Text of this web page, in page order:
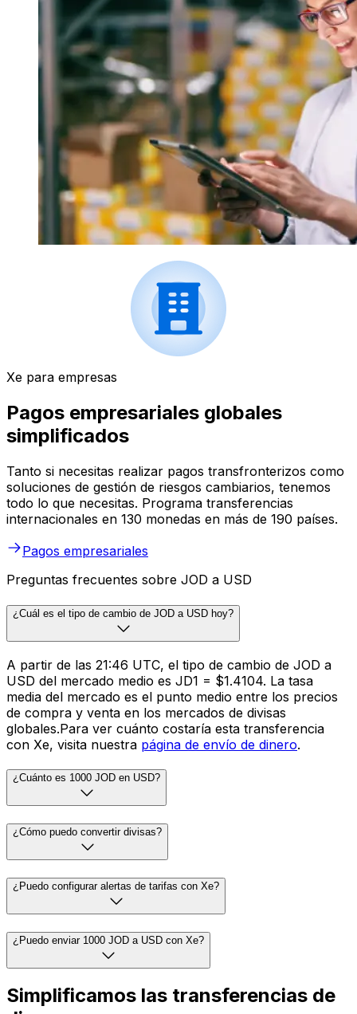
Xe para empresas
Pagos empresariales globales
simplificados
Tanto si necesitas realizar pagos transfronterizos como
soluciones de gestión de riesgos cambiarios, tenemos
todo lo que necesitas. Programa transferencias
internacionales en 130 monedas en más de 190 países.
Pagos empresariales
Preguntas frecuentes sobre JOD a USD
¿Cuál es el tipo de cambio de JOD a USD hoy?
A partir de las 21:46 UTC, el tipo de cambio de JOD a
USD del mercado medio es JD1 = $1.4104. La tasa
media del mercado es el punto medio entre los precios
de compra y venta en los mercados de divisas
globales.Para ver cuánto costaría esta transferencia
con Xe, visita nuestra página de envío de dinero.
¿Cuánto es 1000 JOD en USD?
¿Cómo puedo convertir divisas?
¿Puedo configurar alertas de tarifas con Xe?
¿Puedo enviar 1000 JOD a USD con Xe?
Simplificamos las transferencias de